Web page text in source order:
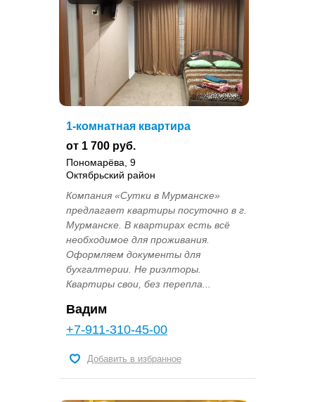
1-комнатная квартира
от 1 700 руб.
Пономарёва, 9
Октябрьский район
Компания «Сутки в Мурманске»
предлагает квартиры посуточно в г.
Мурманске. В квартирах есть всё
необходимое для проживания.
Оформляем документы для
бухгалтерии. Не риэлторы.
Квартиры свои, без перепла...
Вадим
+7-911-310-45-00
Добавить в избранное